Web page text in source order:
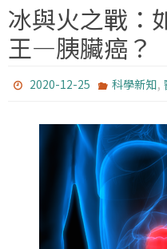
冰與火之戰：
王—胰臟癌？
2020-12-25 科學新知,